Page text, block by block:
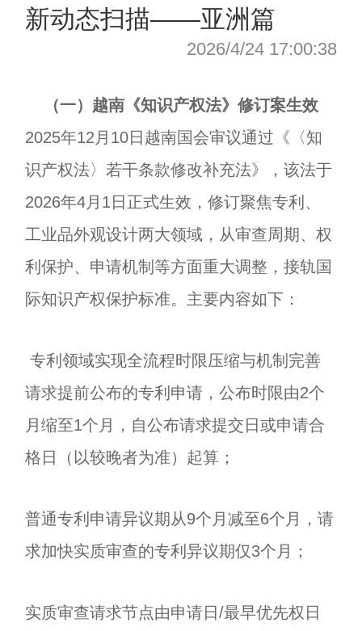
新动态扫描——亚洲篇
2026/4/24 17:00:38
（一）越南《知识产权法》修订案生效
2025年12月10日越南国会审议通过《〈知
识产权法〉若干条款修改补充法》，该法于
2026年4月1日正式生效，修订聚焦专利、
工业品外观设计两大领域，从审查周期、权
利保护、申请机制等方面重大调整，接轨国
际知识产权保护标准。主要内容如下：
专利领域实现全流程时限压缩与机制完善
请求提前公布的专利申请，公布时限由2个
月缩至1个月，自公布请求提交日或申请合
格日（以较晚者为准）起算；
普通专利申请异议期从9个月减至6个月，请
求加快实质审查的专利异议期仅3个月；
实质审查请求节点由申请日/最早优先权日